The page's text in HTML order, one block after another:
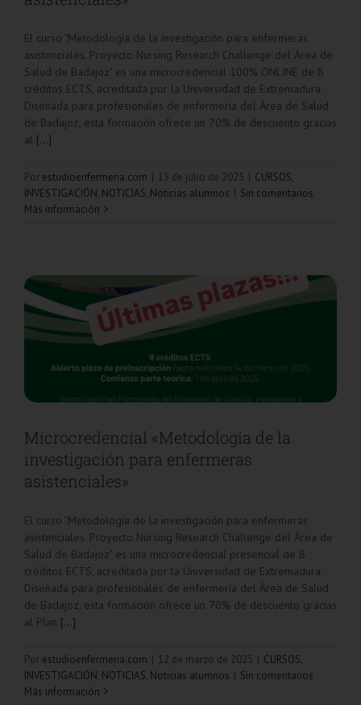
El curso "Metodología de la investigación para enfermeras
asistenciales. Proyecto Nursing Research Challenge del Área de
Salud de Badajoz" es una microcredencial 100% ONLINE de 8
créditos ECTS, acreditada por la Universidad de Extremadura.
Diseñada para profesionales de enfermería del Área de Salud
de Badajoz, esta formación ofrece un 70% de descuento gracias
al [...]
Por estudioenfermeria.com | 15 de julio de 2025 | CURSOS
INVESTIGACIÓN NOTICIAS Noticias alumnos | Sin comentarios
Más información
Microcredencial «Metodología de la
investigación para enfermeras
asistenciales»
El curso "Metodología de la investigación para enfermeras
asistenciales. Proyecto Nursing Research Challenge del Área de
Salud de Badajoz" es una microcredencial presencial de 8
créditos ECTS, acreditada por la Universidad de Extremadura.
Diseñada para profesionales de enfermería del Área de Salud
de Badajoz, esta formación ofrece un 70% de descuento gracias
al Plan [...]
Por estudioenfermeria.com | 12 de marzo de 2025 | CURSOS
INVESTIGACIÓN NOTICIAS Noticias alumnos | Sin comentarios
Más información